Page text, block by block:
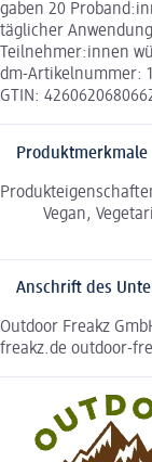
gaben 20
täglicher
Teilnehmer:innen
dm-Artikelnummer:
GTIN:
Produktmerkmale
Vegan,
Anschrift des
Outdoor Freakz
freakz.de outdoor-